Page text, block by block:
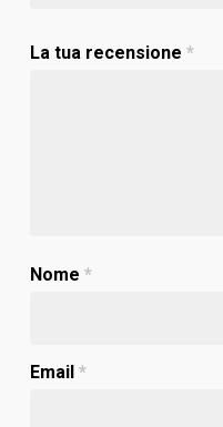
La tua recensione *
Nome *
Email *